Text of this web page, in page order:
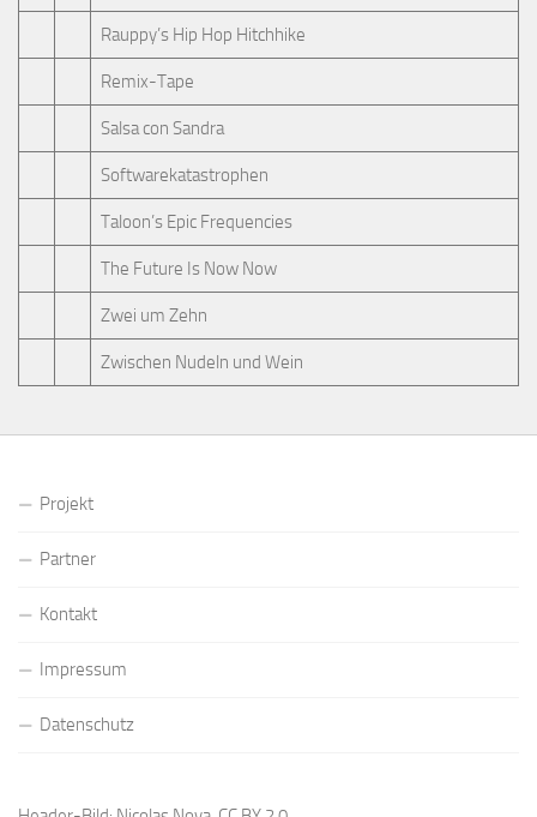
Rauppy’s Hip Hop Hitchhike
Remix-Tape
Salsa con Sandra
Softwarekatastrophen
Taloon’s Epic Frequencies
The Future Is Now Now
Zwei um Zehn
Zwischen Nudeln und Wein
Projekt
Partner
Kontakt
Impressum
Datenschutz